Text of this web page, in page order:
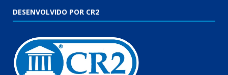
DESENVOLVIDO POR CR2